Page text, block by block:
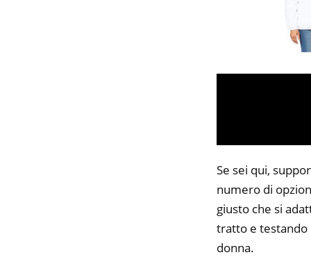
Se sei qui,
numero di
giusto che si
tratto e testando
donna.